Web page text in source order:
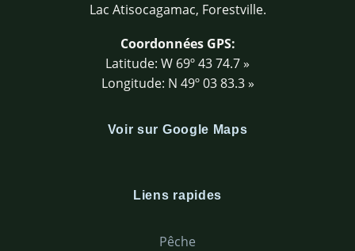
Lac Atisocagamac, Forestville.
Coordonnées GPS:
Latitude: W 69º 43 74.7 »
Longitude: N 49º 03 83.3 »
Voir sur Google Maps
Liens rapides
Pêche